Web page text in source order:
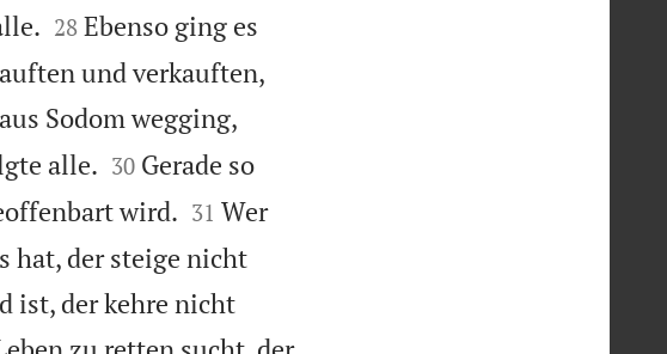

28 Ebenso ging es
und verkauften,
Sodom wegging,
alle.
30 Gerade so
wird.
31 Wer
hat, der steige nicht
ist, der kehre nicht